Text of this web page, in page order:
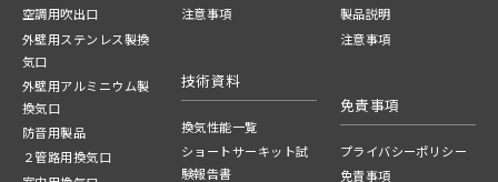
空調用吹出口
外壁用ステンレス製換
気口
外壁用アルミニウム製
換気口
防音用製品
２管路用換気口
注意事項
技術資料
換気性能一覧
ショートサーキット試
験報告書
製品説明
注意事項
免責事項
プライバシーポリシー
免責事項